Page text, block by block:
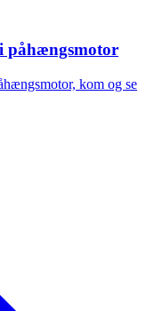
påhængsmotor
kom og se